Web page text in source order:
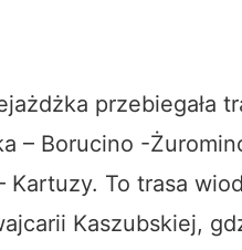
przebiegała
– Borucino -
Kartuzy. To trasa
Kaszubskiej,